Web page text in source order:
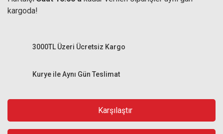
kargoda!
Kurye ile Aynı Gün Teslimat
3000TL Üzeri Ücretsiz Kargo
Karşılaştır